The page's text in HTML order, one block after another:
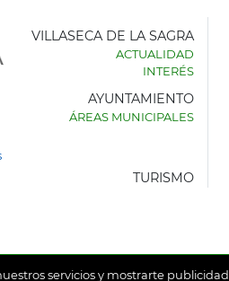
servicios y mostrarte publicidad
AYUNTAMIENTO
VILLASECA DE LA SAGRA
ACTUALIDAD
INTERÉS
AYUNTAMIENTO
ÁREAS MUNICIPALES
TURISMO